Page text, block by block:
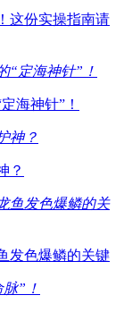
这份实操指南请
海神针”！
？
发色爆鳞的关键